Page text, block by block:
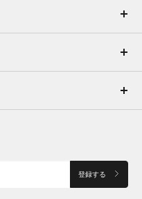
登録する